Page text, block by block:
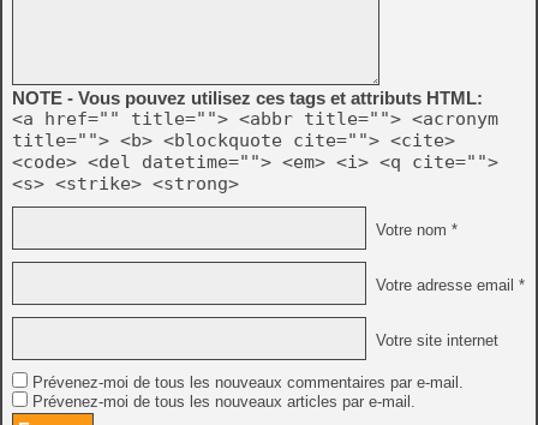
NOTE - Vous pouvez utilisez ces tags et attributs HTML:
<a href="" title=""> <abbr title=""> <acronym
title=""> <b> <blockquote cite=""> <cite>
<code> <del datetime=""> <em> <i> <q cite="">
<s> <strike> <strong>
Votre nom *
Votre adresse email *
Votre site internet
Prévenez-moi de tous les nouveaux commentaires par e-mail.
Prévenez-moi de tous les nouveaux articles par e-mail.